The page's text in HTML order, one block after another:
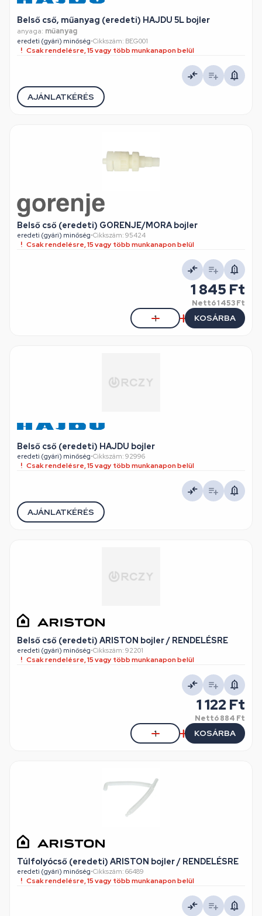
Belső cső, műanyag (eredeti) HAJDU 5L bojler
anyaga: műanyag
eredeti (gyári) minőség•Cikkszám: BEG001
Csak rendelésre, 15 vagy több munkanapon belül
AJÁNLATKÉRÉS
Belső cső (eredeti) GORENJE/MORA bojler
eredeti (gyári) minőség•Cikkszám: 95424
Csak rendelésre, 15 vagy több munkanapon belül
1 845 Ft
Nettó1 453 Ft
KOSÁRBA
Belső cső (eredeti) HAJDU bojler
eredeti (gyári) minőség•Cikkszám: 92996
Csak rendelésre, 15 vagy több munkanapon belül
AJÁNLATKÉRÉS
Belső cső (eredeti) ARISTON bojler / RENDELÉSRE
eredeti (gyári) minőség•Cikkszám: 92201
Csak rendelésre, 15 vagy több munkanapon belül
1 122 Ft
Nettó884 Ft
KOSÁRBA
Túlfolyócső (eredeti) ARISTON bojler / RENDELÉSRE
eredeti (gyári) minőség•Cikkszám: 66489
Csak rendelésre, 15 vagy több munkanapon belül